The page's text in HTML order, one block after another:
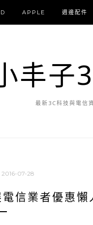
APPLE 週邊配件
丰子
最新3C科技與電信
2016-07-28
信業者優惠懶